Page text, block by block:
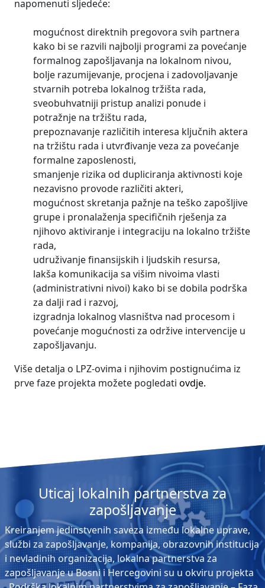
napomenuti sljedeće:
mogućnost direktnih pregovora svih partnera
kako bi se razvili najbolji programi za povećanje
formalnog zapošljavanja na lokalnom nivou,
bolje razumijevanje, procjena i zadovoljavanje
stvarnih potreba lokalnog tržišta rada,
sveobuhvatniji pristup analizi ponude i
potražnje na tržištu rada,
prepoznavanje različitih interesa ključnih aktera
na tržištu rada i utvrđivanje veza za povećanje
formalne zaposlenosti,
smanjenje rizika od dupliciranja aktivnosti koje
nezavisno provode različiti akteri,
mogućnost skretanja pažnje na teško zapošljive
grupe i pronalaženja specifičnih rješenja za
njihovo aktiviranje i integraciju na lokalno tržište
rada,
udruživanje finansijskih i ljudskih resursa,
lakša komunikacija sa višim nivoima vlasti
(administrativni nivoi) kako bi se dobila podrška
za dalji rad i razvoj,
izgradnja lokalnog vlasništva nad procesom i
povećanje mogućnosti za održive intervencije u
zapošljavanju.
Više detalja o LPZ-ovima i njihovim postignućima iz
prve faze projekta možete pogledati ovdje.
Uticaj lokalnih partnerstva za
zapošljavanje
Kreiranjem jedinstvenih saveza između lokalne uprave,
službi za zapošljavanje, kompanija, obrazovnih institucija
i nevladinih organizacija, lokalna partnerstva za
zapošljavanje u Bosni i Hercegovini su u okviru projekta